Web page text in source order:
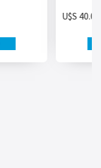
U$S 40.00